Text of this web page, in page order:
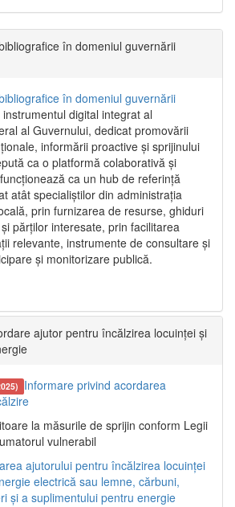
în domeniul guvernării
în domeniul guvernării
digital integrat al
al Guvernului, dedicat promovării
informării proactive și sprijinului
ca o platformă colaborativă și
ca un hub de referință
atât specialiștilor din administrația
prin furnizarea de resurse, ghiduri
părților interesate, prin facilitarea
relevante, instrumente de consultare și
și monitorizare publică.
ajutor pentru încălzirea locuinței și
Informare privind acordarea
la măsurile de sprijin conform Legii
vulnerabil
ajutorului pentru încălzirea locuinței
electrică sau lemne, cărbuni,
și a suplimentului pentru energie